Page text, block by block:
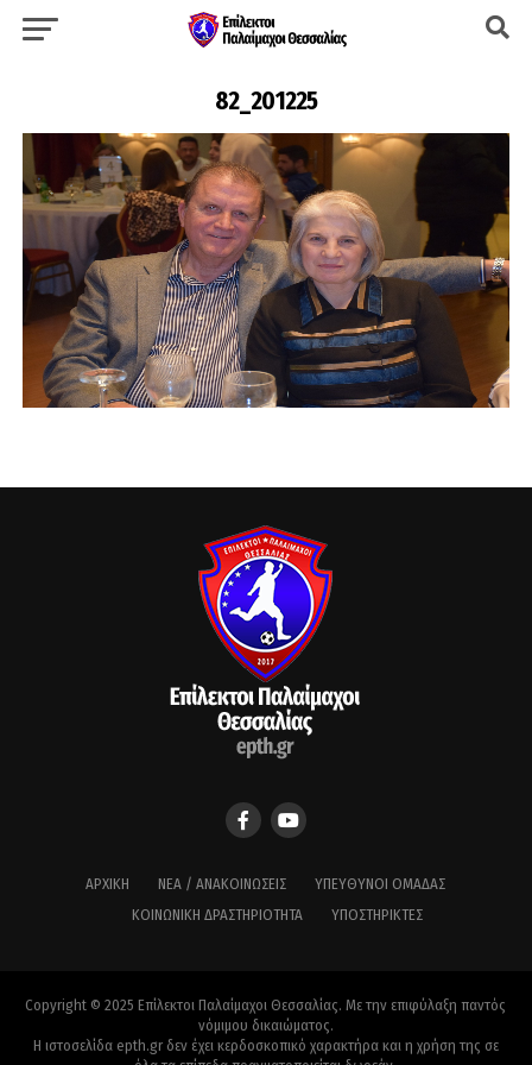
82_201225
ΑΡΧΙΚΉ ΝΈΑ / ΑΝΑΚΟΙΝΏΣΕΙΣ
ΥΠΕΎΘΥΝΟΙ ΟΜΆΔΑΣ
ΚΟΙΝΩΝΙΚΉ ΔΡΑΣΤΗΡΙΌΤΗΤΑ
ΥΠΟΣΤΗΡΙΚΤΈΣ
Copyright © 2025 Επίλεκτοι Παλαίμαχοι Θεσσαλίας. Με την επιφύλαξη παντός
νόμιμου δικαιώματος.
Η ιστοσελίδα epth.gr δεν έχει κερδοσκοπικό χαρακτήρα και η χρήση της σε